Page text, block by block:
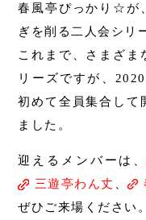
春風亭ぴっかり☆が
ぎを削る二人会シリ
これまで、さまざま
リーズですが、
初めて全員集合して
ました。
迎えるメンバーは
三遊亭わん丈
、
ぜひご来場ください。